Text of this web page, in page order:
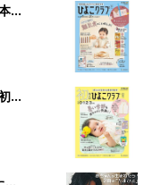
め
ま